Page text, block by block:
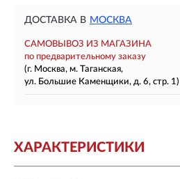
ДОСТАВКА В МОСКВА
САМОВЫВОЗ ИЗ МАГАЗИНА
по предварительному заказу
(г. Москва, м. Таганская,
ул. Большие Каменщики, д. 6, стр. 1)
ХАРАКТЕРИСТИКИ